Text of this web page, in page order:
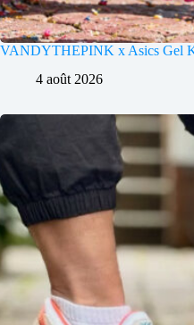
VANDYTHEPINK x Asics Gel
4 août 2026